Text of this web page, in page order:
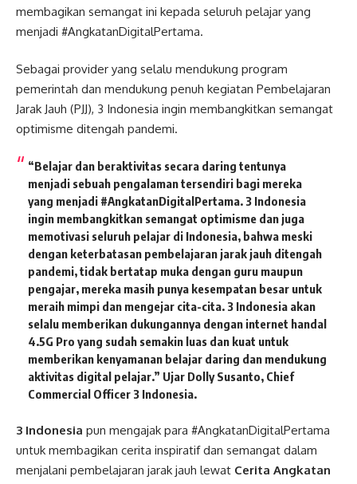
membagikan semangat ini kepada seluruh pelajar yang
menjadi #AngkatanDigitalPertama.
Sebagai provider yang selalu mendukung program
pemerintah dan mendukung penuh kegiatan Pembelajaran
Jarak Jauh (PJJ), 3 Indonesia ingin membangkitkan semangat
optimisme ditengah pandemi.
“Belajar dan beraktivitas secara daring tentunya
menjadi sebuah pengalaman tersendiri bagi mereka
yang menjadi #AngkatanDigitalPertama. 3 Indonesia
ingin membangkitkan semangat optimisme dan juga
memotivasi seluruh pelajar di Indonesia, bahwa meski
dengan keterbatasan pembelajaran jarak jauh ditengah
pandemi, tidak bertatap muka dengan guru maupun
pengajar, mereka masih punya kesempatan besar untuk
meraih mimpi dan mengejar cita-cita. 3 Indonesia akan
selalu memberikan dukungannya dengan internet handal
4.5G Pro yang sudah semakin luas dan kuat untuk
memberikan kenyamanan belajar daring dan mendukung
aktivitas digital pelajar.” Ujar Dolly Susanto, Chief
Commercial Officer 3 Indonesia.
3 Indonesia pun mengajak para #AngkatanDigitalPertama
untuk membagikan cerita inspiratif dan semangat dalam
menjalani pembelajaran jarak jauh lewat Cerita Angkatan